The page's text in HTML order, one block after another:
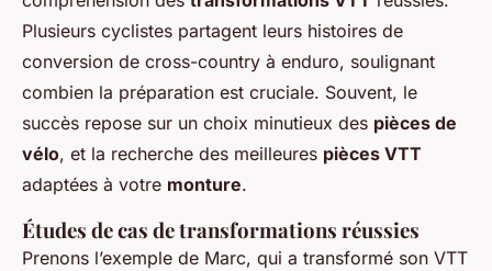
Plusieurs cyclistes partagent leurs histoires de
conversion de cross-country à enduro, soulignant
combien la préparation est cruciale. Souvent, le
succès repose sur un choix minutieux des pièces de
vélo, et la recherche des meilleures pièces VTT
adaptées à votre monture.
Études de cas de transformations réussies
Prenons l’exemple de Marc, qui a transformé son VTT